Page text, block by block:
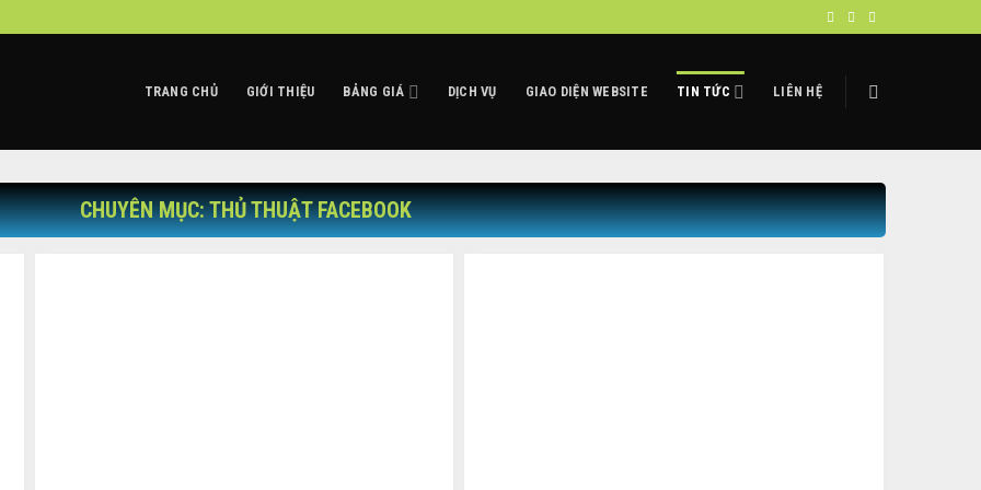
TRANG CHỦ GIỚI THIỆU BẢNG GIÁ DỊCH VỤ GIAO DIỆN WEBSITE TIN TỨC LIÊN HỆ
CHUYÊN MỤC: THỦ THUẬT FACEBOOK